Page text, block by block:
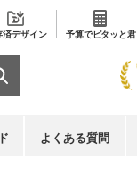
済デザイン 予算でピタッと君
よくある質問